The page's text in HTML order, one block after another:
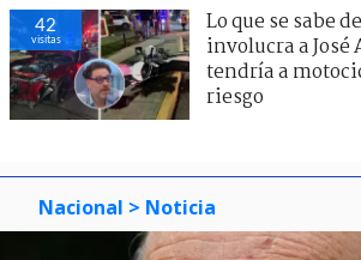
42
visitas
Lo que se sabe
involucra a
tendría a
riesgo
Nacional > Noticia